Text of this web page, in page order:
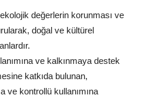
değerlerin korunması ve
doğal ve kültürel
ve kalkınmaya destek
katkıda bulunan,
ve kontrollü kullanımına